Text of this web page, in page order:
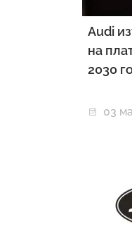
Audi
на
2030
03